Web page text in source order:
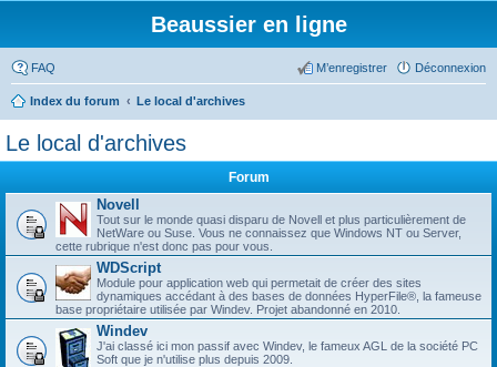
Beaussier en ligne
FAQ Déconnexion
M’enregistrer
Index du forum Le local d'archives
Le local d'archives
Forum
Novell
Tout sur le monde quasi disparu de Novell et plus particulièrement de
NetWare ou Suse. Vous ne connaissez que Windows NT ou Server,
cette rubrique n'est donc pas pour vous.
WDScript
Module pour application web qui permetait de créer des sites
dynamiques accédant à des bases de données HyperFile®, la fameuse
base propriétaire utilisée par Windev. Projet abandonné en 2010.
Windev
J'ai classé ici mon passif avec Windev, le fameux AGL de la société PC
Soft que je n'utilise plus depuis 2009.